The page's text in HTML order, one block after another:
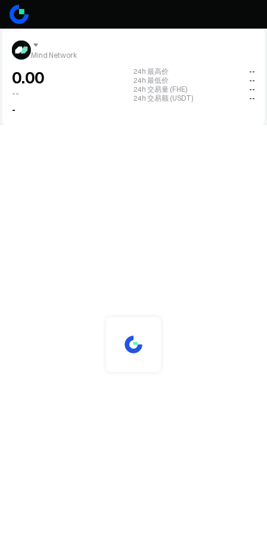
Mind Network
0.00
--
-
24h 最高价
--
24h 最低价
--
24h 交易量 (FHE)
--
24h 交易额 (USDT)
--